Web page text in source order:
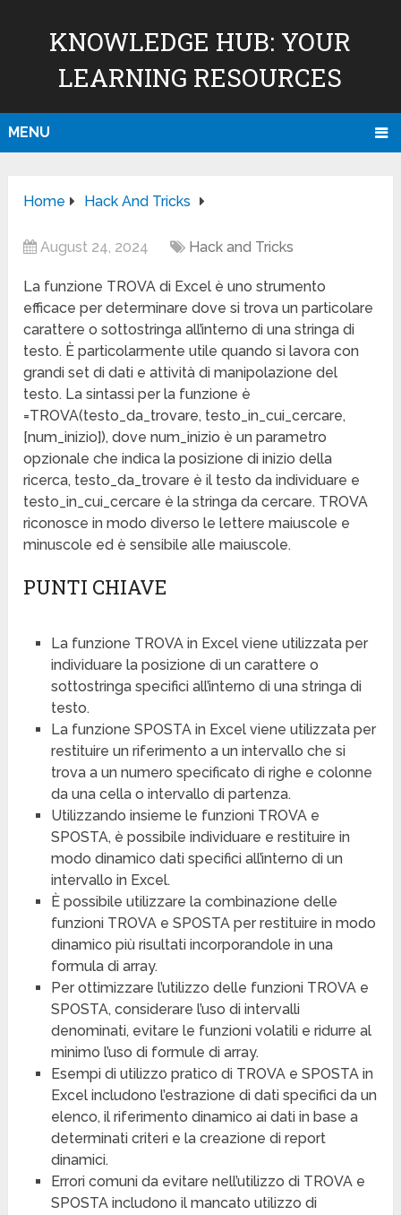
KNOWLEDGE HUB: YOUR
LEARNING RESOURCES
MENU
Home Hack And Tricks
August 24, 2024 Hack and Tricks
La funzione TROVA di Excel è uno strumento
efficace per determinare dove si trova un particolare
carattere o sottostringa all’interno di una stringa di
testo. È particolarmente utile quando si lavora con
grandi set di dati e attività di manipolazione del
testo. La sintassi per la funzione è
=TROVA(testo_da_trovare, testo_in_cui_cercare,
[num_inizio]), dove num_inizio è un parametro
opzionale che indica la posizione di inizio della
ricerca, testo_da_trovare è il testo da individuare e
testo_in_cui_cercare è la stringa da cercare. TROVA
riconosce in modo diverso le lettere maiuscole e
minuscole ed è sensibile alle maiuscole.
PUNTI CHIAVE
La funzione TROVA in Excel viene utilizzata per
individuare la posizione di un carattere o
sottostringa specifici all’interno di una stringa di
testo.
La funzione SPOSTA in Excel viene utilizzata per
restituire un riferimento a un intervallo che si
trova a un numero specificato di righe e colonne
da una cella o intervallo di partenza.
Utilizzando insieme le funzioni TROVA e
SPOSTA, è possibile individuare e restituire in
modo dinamico dati specifici all’interno di un
intervallo in Excel.
È possibile utilizzare la combinazione delle
funzioni TROVA e SPOSTA per restituire in modo
dinamico più risultati incorporandole in una
formula di array.
Per ottimizzare l’utilizzo delle funzioni TROVA e
SPOSTA, considerare l’uso di intervalli
denominati, evitare le funzioni volatili e ridurre al
minimo l’uso di formule di array.
Esempi di utilizzo pratico di TROVA e SPOSTA in
Excel includono l’estrazione di dati specifici da un
elenco, il riferimento dinamico ai dati in base a
determinati criteri e la creazione di report
dinamici.
Errori comuni da evitare nell’utilizzo di TROVA e
SPOSTA includono il mancato utilizzo di